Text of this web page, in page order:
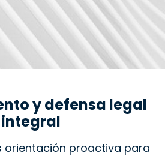
y defensa legal
integral
orientación proactiva para